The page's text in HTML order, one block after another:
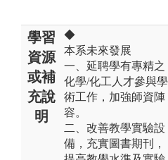
學習
資源
或補
充說
明
◆
本系未來發展
一、延聘學有專精之
化學/化工人才參與學
術工作，加強師資陣
容。
二、改善教學實驗設
備，充實圖書期刊，